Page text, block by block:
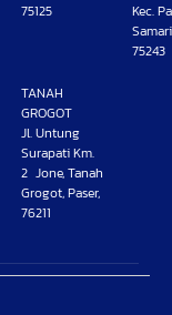
75125
Kec.
75243
TANAH
GROGOT
Jl. Untung
Surapati Km.
2 Jone, Tanah
Grogot, Paser,
76211